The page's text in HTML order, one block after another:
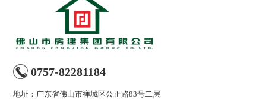
0757-82281184
地址：广东省佛山市禅城区公正路83号二层